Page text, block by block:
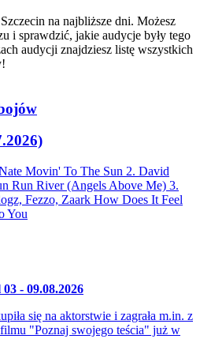
na najbliższe dni. Możesz
i sprawdzić, jakie audycje były tego
audycji znajdziesz listę wszystkich
Movin' To The Sun 2. David
Run River (Angels Above Me) 3.
Fezzo, Zaark How Does It Feel
You
- 09.08.2026
się na aktorstwie i zagrała m.in. z
"Poznaj swojego teścia" już w